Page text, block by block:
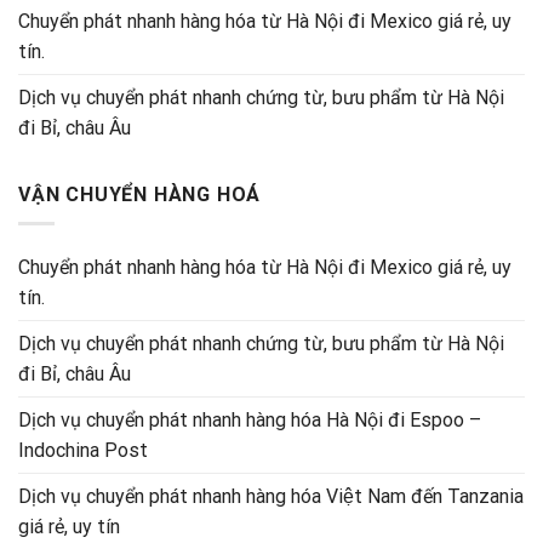
Chuyển phát nhanh hàng hóa từ Hà Nội đi Mexico giá rẻ, uy
tín.
Dịch vụ chuyển phát nhanh chứng từ, bưu phẩm từ Hà Nội
đi Bỉ, châu Âu
VẬN CHUYỂN HÀNG HOÁ
Chuyển phát nhanh hàng hóa từ Hà Nội đi Mexico giá rẻ, uy
tín.
Dịch vụ chuyển phát nhanh chứng từ, bưu phẩm từ Hà Nội
đi Bỉ, châu Âu
Dịch vụ chuyển phát nhanh hàng hóa Hà Nội đi Espoo –
Indochina Post
Dịch vụ chuyển phát nhanh hàng hóa Việt Nam đến Tanzania
giá rẻ, uy tín